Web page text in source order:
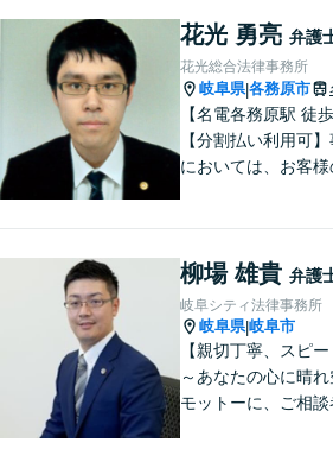
ます。より良い解決
ようサポートしたい
おります。
花光 勇亮 弁護
花光総合法律事務所
岐阜県|各務原市
【名電各務原駅 徒歩
【分割払い利用可
においては、お客様
ることを心がけてい
柳場 雄貴 弁護
岐阜シティ法律事務所
岐阜県|岐阜市
【親切丁寧、スピー
～あなたの心に晴
モットーに、ご相談